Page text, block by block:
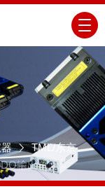
TML/东京
输出单元